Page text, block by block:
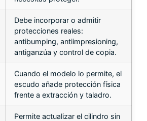
Debe incorporar o admitir
protecciones reales:
antibumping, antiimpresioning,
antiganzúa y control de copia.
Cuando el modelo lo permite, el
escudo añade protección física
frente a extracción y taladro.
Permite actualizar el cilindro sin